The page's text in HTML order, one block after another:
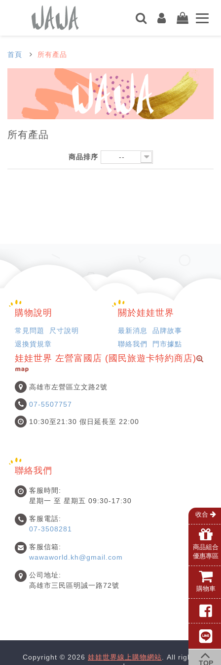
首頁 所有產品
所有產品
商品排序 --
購物說明
常見問題
尺寸說明
退換貨規章
關於娃娃世界
最新消息
品牌故事
聯絡我們
門市據點
娃娃世界 左營富國店 (國民旅遊卡特約商店)
map
高雄市左營區立文路2號
07-5507757
10:30至21:30 假日延長至 22:00
聯絡我們
客服時間:
星期一 至 星期五 09:30-17:30
客服電話:
07-3508281
客服信箱:
wawaworld.kh@gmail.com
公司地址:
高雄市三民區明誠一路72號
Copyright © 2026 娃娃世界線上購物網站. All rights
收合
商品組合
優惠專區
購物車
TOP